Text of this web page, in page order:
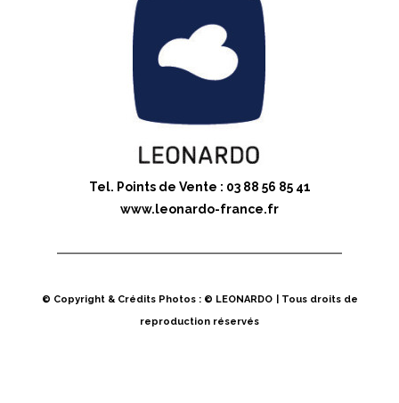
Tel. Points de Vente : 03 88 56 85 41
www.leonardo-france.fr
© Copyright & Crédits Photos : © LEONARDO
| Tous droits de
reproduction réservés